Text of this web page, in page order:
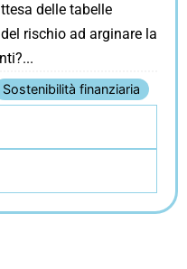
delle tabelle
rischio ad arginare la
Sostenibilità finanziaria